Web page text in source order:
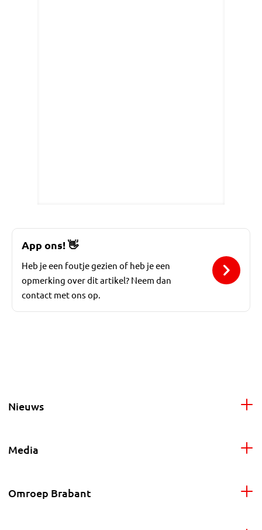
App ons!👋
Heb je een foutje gezien of heb je een
opmerking over dit artikel? Neem dan
contact met ons op.
Nieuws
Media
Omroep Brabant